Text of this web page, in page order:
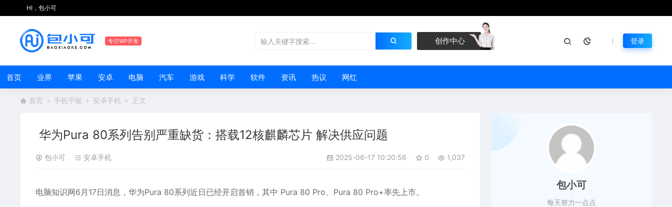
HI，包小可
专注WP开发 创作中心 登录
首页 业界 苹果 安卓 电脑 汽车 游戏 科学 软件 资讯 热议 网红
首页 手机平板 安卓手机 正文
华为Pura 80系列告别严重缺货：搭载12核麒麟芯片 解决供应问题
包小可 安卓手机 2025-06-17 10:20:56 0 1,037
电脑知识网6月17日消息， 华为Pura 80系列近日已经开启首销，其中 Pura 80 Pro、Pura 80 Pro+率先上市。
包小可
每天努力一点点